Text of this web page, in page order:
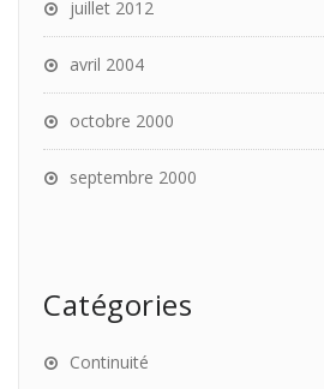
juillet 2012
avril 2004
octobre 2000
septembre 2000
Catégories
Continuité